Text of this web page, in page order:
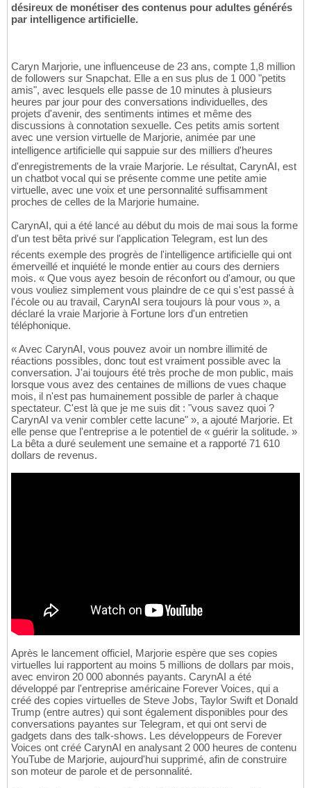
désireux de monétiser des contenus pour adultes générés
par intelligence artificielle.
Caryn Marjorie, une influenceuse de 23 ans, compte 1,8 million
de followers sur Snapchat. Elle a en sus plus de 1 000 "petits
amis", avec lesquels elle passe de 10 minutes à plusieurs
heures par jour pour des conversations individuelles, des
projets d'avenir, des sentiments intimes et même des
discussions à connotation sexuelle. Ces petits amis sortent
avec une version virtuelle de Marjorie, animée par une
intelligence artificielle qui sappuie sur des milliers d'heures
d'enregistrements de la vraie Marjorie. Le résultat, CarynAI, est
un chatbot vocal qui se présente comme une petite amie
virtuelle, avec une voix et une personnalité suffisamment
proches de celles de la Marjorie humaine.
CarynAI, qui a été lancé au début du mois de mai sous la forme
d'un test bêta privé sur l'application Telegram, est lun des
récents exemple des progrès de l'intelligence artificielle qui ont
émerveillé et inquiété le monde entier au cours des derniers
mois. « Que vous ayez besoin de réconfort ou d'amour, ou que
vous vouliez simplement vous plaindre de ce qui s'est passé à
l'école ou au travail, CarynAI sera toujours là pour vous », a
déclaré la vraie Marjorie à Fortune lors d'un entretien
téléphonique.
« Avec CarynAI, vous pouvez avoir un nombre illimité de
réactions possibles, donc tout est vraiment possible avec la
conversation. J'ai toujours été très proche de mon public, mais
lorsque vous avez des centaines de millions de vues chaque
mois, il n'est pas humainement possible de parler à chaque
spectateur. C'est là que je me suis dit : "vous savez quoi ?
CarynAI va venir combler cette lacune" », a ajouté Marjorie. Et
elle pense que l'entreprise a le potentiel de « guérir la solitude. »
La bêta a duré seulement une semaine et a rapporté 71 610
dollars de revenus.
Après le lancement officiel, Marjorie espère que ses copies
virtuelles lui rapportent au moins 5 millions de dollars par mois,
avec environ 20 000 abonnés payants. CarynAI a été
développé par l'entreprise américaine Forever Voices, qui a
créé des copies virtuelles de Steve Jobs, Taylor Swift et Donald
Trump (entre autres) qui sont également disponibles pour des
conversations payantes sur Telegram, et qui ont servi de
gadgets dans des talk-shows. Les développeurs de Forever
Voices ont créé CarynAI en analysant 2 000 heures de contenu
YouTube de Marjorie, aujourd'hui supprimé, afin de construire
son moteur de parole et de personnalité.